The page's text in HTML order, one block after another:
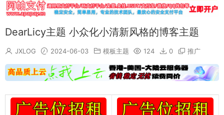
DearLicy主题 小众化小清新风格的博客主题
JXLOG 2024-06-03 模板主题 124 0 推广